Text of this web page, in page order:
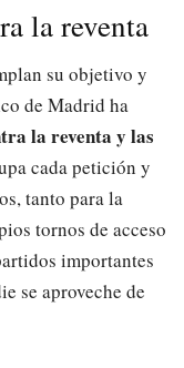
la reventa
su objetivo y
de Madrid ha
la reventa y las
cada petición y
tanto para la
tornos de acceso
importantes
se aproveche de